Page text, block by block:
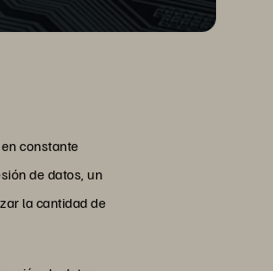
constante
de datos, un
la cantidad de